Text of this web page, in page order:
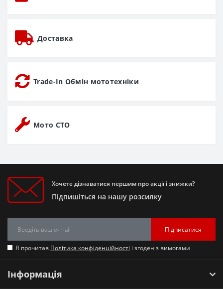
Доставка
Trade-In Обмін мототехніки
Мото СТО
Хочете дізнаватися першим про акції і знижки?
Підпишіться на нашу розсилку
Підписатися
Я прочитав Політика конфіденційності і згоден з вимогами
Інформація